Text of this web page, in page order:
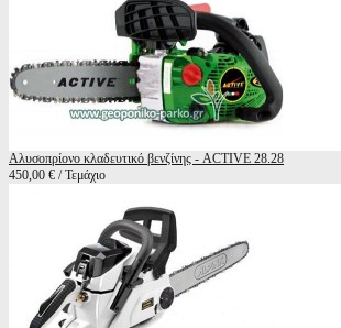
Αλυσοπρίονο κλαδευτικό βενζίνης - ACTIVE 28.28
450,00 € / Τεμάχιο